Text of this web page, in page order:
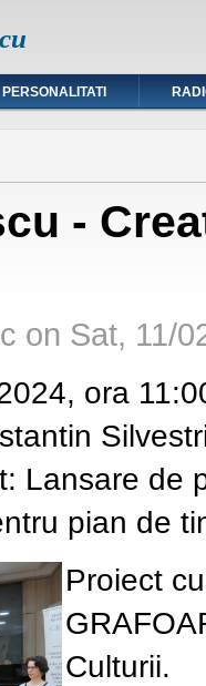
PERSONALITATI
-
on Sat, 11/
ora
Lansare de
pian de
Proiect
Culturii.